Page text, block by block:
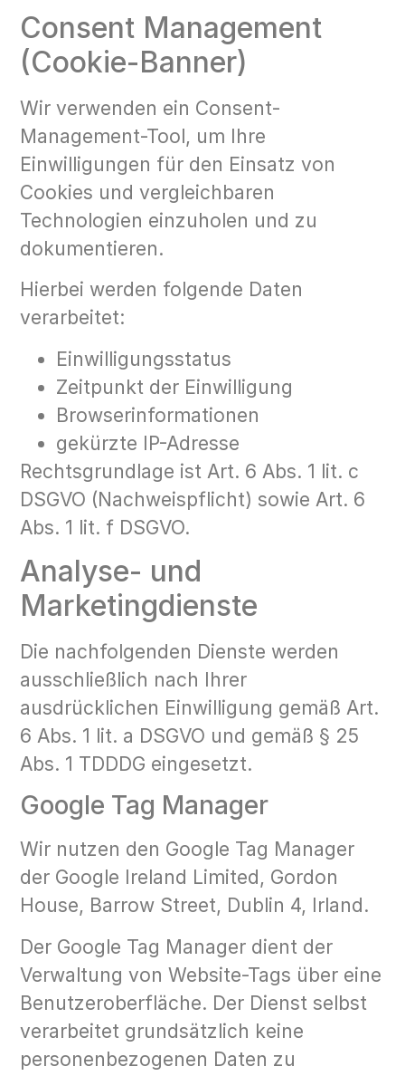
Consent Management
(Cookie-Banner)
Wir verwenden ein Consent-
Management-Tool, um Ihre
Einwilligungen für den Einsatz von
Cookies und vergleichbaren
Technologien einzuholen und zu
dokumentieren.
Hierbei werden folgende Daten
verarbeitet:
Einwilligungsstatus
Zeitpunkt der Einwilligung
Browserinformationen
gekürzte IP-Adresse
Rechtsgrundlage ist Art. 6 Abs. 1 lit. c
DSGVO (Nachweispflicht) sowie Art. 6
Abs. 1 lit. f DSGVO.
Analyse- und
Marketingdienste
Die nachfolgenden Dienste werden
ausschließlich nach Ihrer
ausdrücklichen Einwilligung gemäß Art.
6 Abs. 1 lit. a DSGVO und gemäß § 25
Abs. 1 TDDDG eingesetzt.
Google Tag Manager
Wir nutzen den Google Tag Manager
der Google Ireland Limited, Gordon
House, Barrow Street, Dublin 4, Irland.
Der Google Tag Manager dient der
Verwaltung von Website-Tags über eine
Benutzeroberfläche. Der Dienst selbst
verarbeitet grundsätzlich keine
personenbezogenen Daten zu